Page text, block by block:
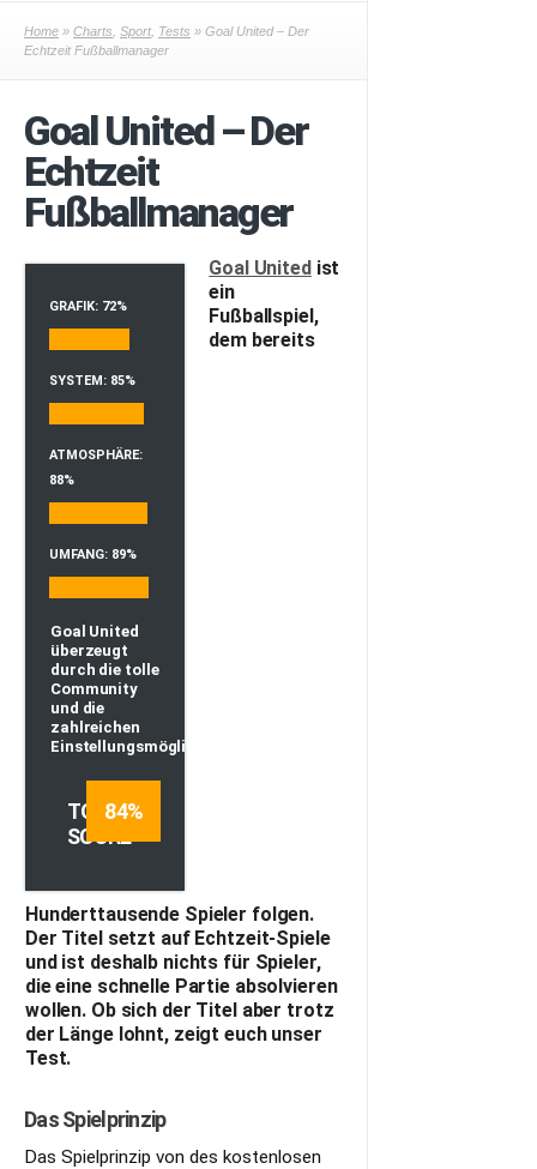
Home » Charts Sport Tests » Goal United – Der
Echtzeit Fußballmanager
Goal United – Der
Echtzeit
Fußballmanager
GRAFIK: 72%
SYSTEM: 85%
ATMOSPHÄRE:
88%
UMFANG: 89%
Goal United
überzeugt
durch die tolle
Community
und die
zahlreichen
Einstellungsmöglichkeiten.
TOTAL
SCORE
84%
Goal Unitedist
ein
Fußballspiel,
dem bereits
Hunderttausende Spieler folgen.
Der Titel setzt auf Echtzeit-Spiele
und ist deshalb nichts für Spieler,
die eine schnelle Partie absolvieren
wollen. Ob sich der Titel aber trotz
der Länge lohnt, zeigt euch unser
Test.
Das Spielprinzip
Das Spielprinzip von des kostenlosen